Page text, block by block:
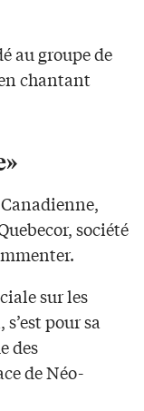
au groupe de
chantant
société
sur les
pour sa
des
de Néo-